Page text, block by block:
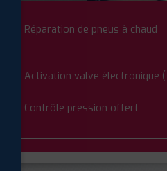
Réparation de pneus à chaud
Activation valve électronique
Contrôle pression offert